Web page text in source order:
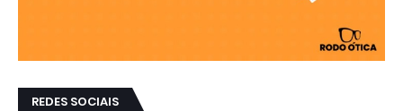
REDES SOCIAIS